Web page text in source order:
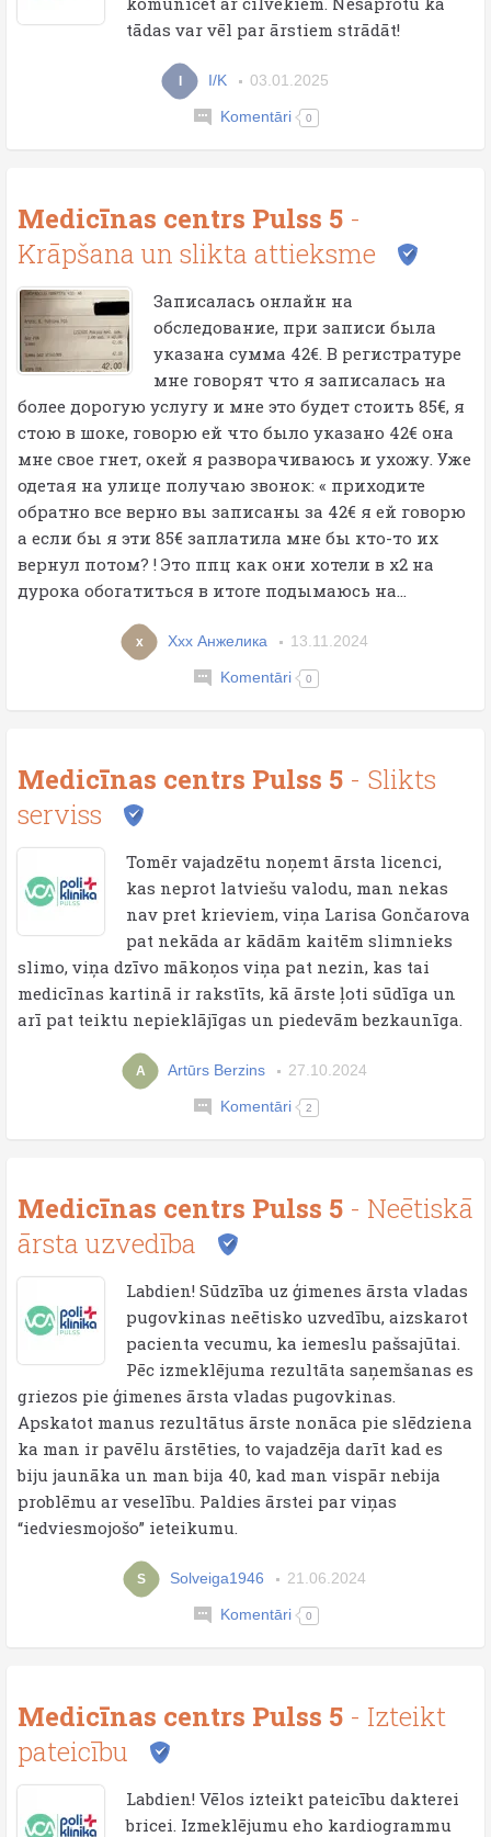
tādas var vēl par ārstiem strādāt!
I/K 03.01.2025
Komentāri 0
Medicīnas centrs Pulss 5 -
Krāpšana un slikta attieksme
Записалась онлайн на
обследование, при записи была
указана сумма 42€. В регистратуре
мне говорят что я записалась на
более дорогую услугу и мне это будет стоить 85€, я
стою в шоке, говорю ей что было указано 42€ она
мне свое гнет, окей я разворачиваюсь и ухожу. Уже
одетая на улице получаю звонок: « приходите
обратно все верно вы записаны за 42€ я ей говорю
а если бы я эти 85€ заплатила мне бы кто-то их
вернул потом? ! Это ппц как они хотели в х2 на
дурока обогатиться в итоге подымаюсь на...
х Ххх Анжелика 13.11.2024
Komentāri 0
Medicīnas centrs Pulss 5 - Slikts
serviss
Tomēr vajadzētu noņemt ārsta licenci,
kas neprot latviešu valodu, man nekas
nav pret krieviem, viņa Larisa Gončarova
pat nekāda ar kādām kaitēm slimnieks
slimo, viņa dzīvo mākoņos viņa pat nezin, kas tai
medicīnas kartinā ir rakstīts, kā ārste ļoti sūdīga un
arī pat teiktu nepieklājīgas un piedevām bezkaunīga.
A Artūrs Berzins 27.10.2024
Komentāri 2
Medicīnas centrs Pulss 5 - Neētiskā
ārsta uzvedība
Labdien! Sūdzība uz ģimenes ārsta vladas
pugovkinas neētisko uzvedību, aizskarot
pacienta vecumu, ka iemeslu pašsajūtai.
Pēc izmeklējuma rezultāta saņemšanas es
griezos pie ģimenes ārsta vladas pugovkinas.
Apskatot manus rezultātus ārste nonāca pie slēdziena
ka man ir pavēlu ārstēties, to vajadzēja darīt kad es
biju jaunāka un man bija 40, kad man vispār nebija
problēmu ar veselību. Paldies ārstei par viņas
“iedviesmojošo” ieteikumu.
S Solveiga1946 21.06.2024
Komentāri 0
Medicīnas centrs Pulss 5 - Izteikt
pateicību
Labdien! Vēlos izteikt pateicību dakterei
bricei. Izmeklējumu eho kardiogrammu